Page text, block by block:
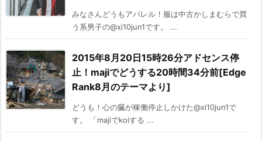
みなさんどうもアパレル！服は中古かしまむらで買
う系男子の@xi10jun1です。 ...
2015年8月20日15時26分アドセンス停
止！majiでどうする20時間34分前[Edge
Rank8月のテーマより]
どうも！心の臓が稼働停止しかけた@xi10jun1で
す。 「majiでkoiする ...